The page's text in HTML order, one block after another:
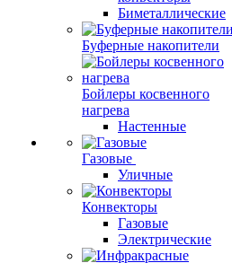
Биметаллические
Буферные накопители
Бойлеры косвенного
нагрева
Настенные
Газовые
Уличные
Конвекторы
Газовые
Электрические